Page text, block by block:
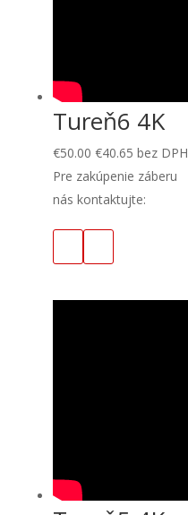
Tureň6 4K
€50.00 €40.65 bez DPH
Pre zakúpenie záberu
nás kontaktujte: